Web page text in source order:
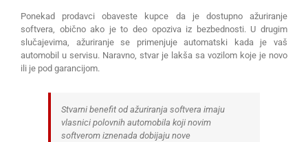
Ponekad prodavci obaveste kupce da je dostupno ažuriranje
softvera, obično ako je to deo opoziva iz bezbednosti. U drugim
slučajevima, ažuriranje se primenjuje automatski kada je vaš
automobil u servisu. Naravno, stvar je lakša sa vozilom koje je novo
ili je pod garancijom.
Stvarni benefit od ažuriranja softvera imaju
vlasnici polovnih automobila koji novim
softverom iznenada dobijaju nove